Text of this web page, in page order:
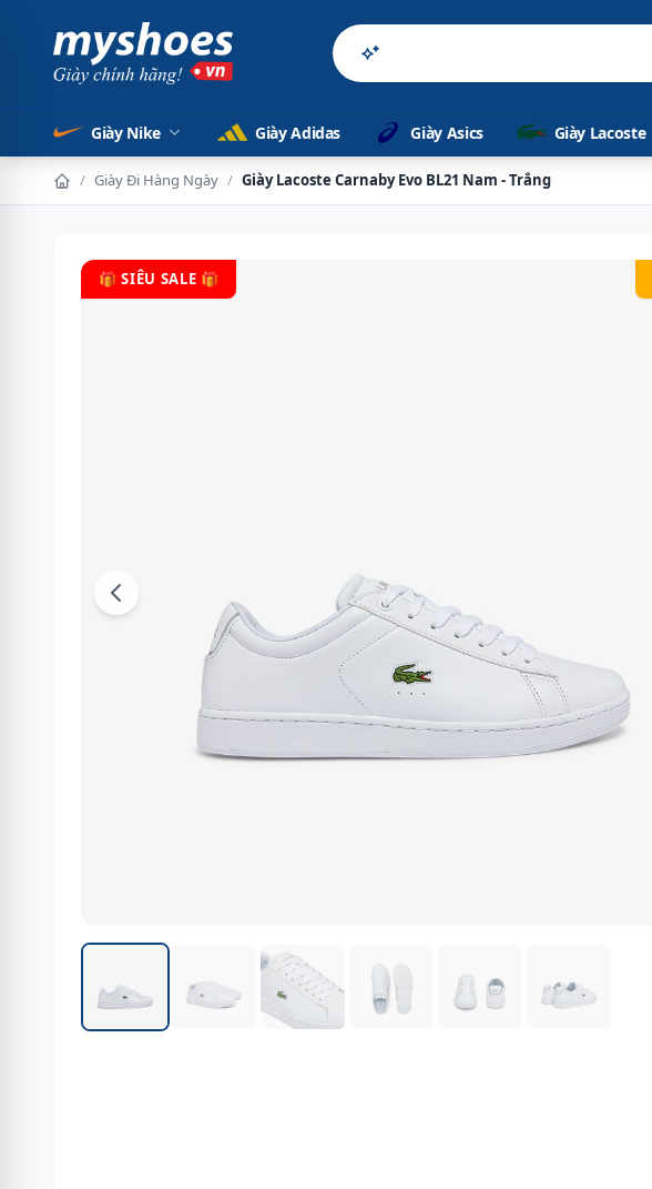
Sản phẩm chí
Giày Nike Giày Adidas Giày Asics Giày Lacoste
/ Giày Đi Hàng Ngày / Giày Lacoste Carnaby Evo BL21 Nam - Trắng
🎁 SIÊU SALE 🎁